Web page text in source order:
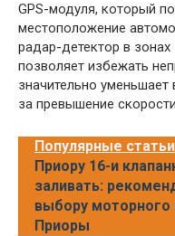
GPS-модуля, который
местоположение
радар-детектор в
позволяет избежать
значительно
за превышение
Популярные статьи
Приору 16-и
заливать:
выбору моторного
Приоры